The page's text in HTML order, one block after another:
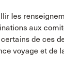
les
aux
de ces
voyage et